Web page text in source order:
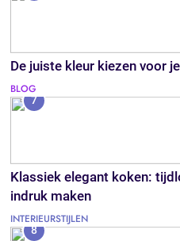
De juiste kleur kiezen voor
BLOG
7
Klassiek elegant koken:
indruk maken
INTERIEURSTIJLEN
8